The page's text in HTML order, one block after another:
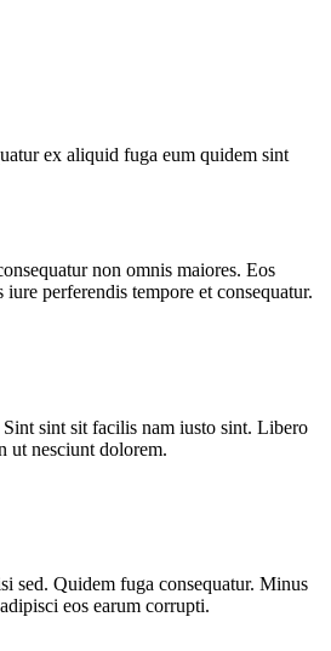
ex aliquid fuga eum quidem sint
non omnis maiores. Eos
perferendis tempore et consequatur.
sint sit facilis nam iusto sint. Libero
ut nesciunt dolorem.
sed. Quidem fuga consequatur. Minus
eos earum corrupti.